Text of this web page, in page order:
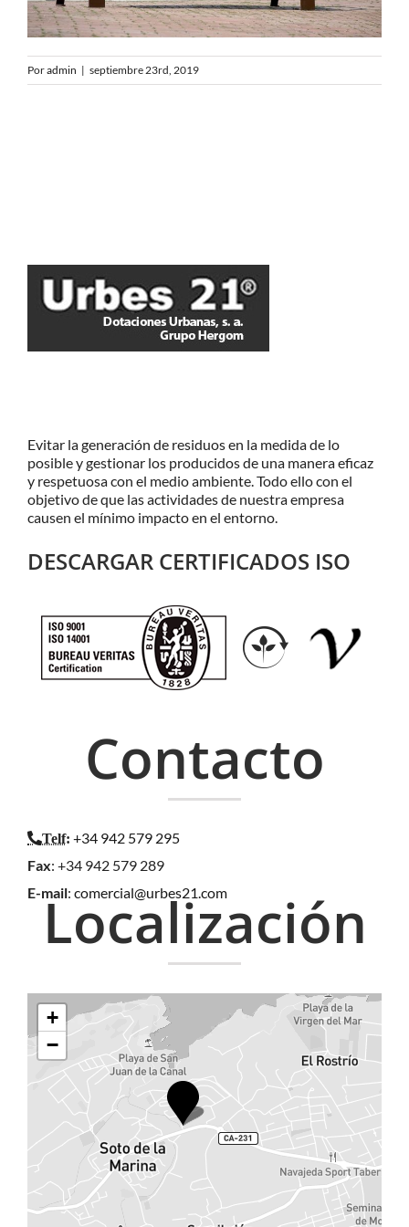
Poradmin | septiembre 23rd, 2019
Evitar la generación de residuos en la medida de lo
posible y gestionar los producidos de una manera eficaz
y respetuosa con el medio ambiente. Todo ello con el
objetivo de que las actividades de nuestra empresa
causen el mínimo impacto en el entorno.
DESCARGAR CERTIFICADOS ISO
Localización
+
−
Contacto
Telf: +34 942 579 295
Fax: +34 942 579 289
E-mail: comercial@urbes21.com